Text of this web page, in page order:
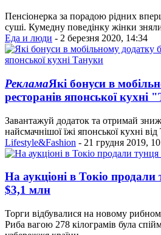
Пенсіонерка за порадою рідних
суші. Кумедну поведінку жінки
Еда и люди - 2 березня 2020, 14:34
РекламаЯкі бонуси в
ресторанів японської кухні
Завантажуй додаток та отримай
найсмачнішої їжі японської кухні
Lifestyle&Fashion - 21 грудня 2019,
На аукціоні в Токіо продали
$3,1 млн
Торги відбувалися на новому
Риба вагою 278 кілограмів була